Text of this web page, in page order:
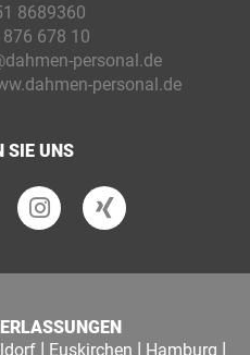
8689360
678 10
personal.de
personal.de
SIE UNS
| Euskirchen | Hamburg |